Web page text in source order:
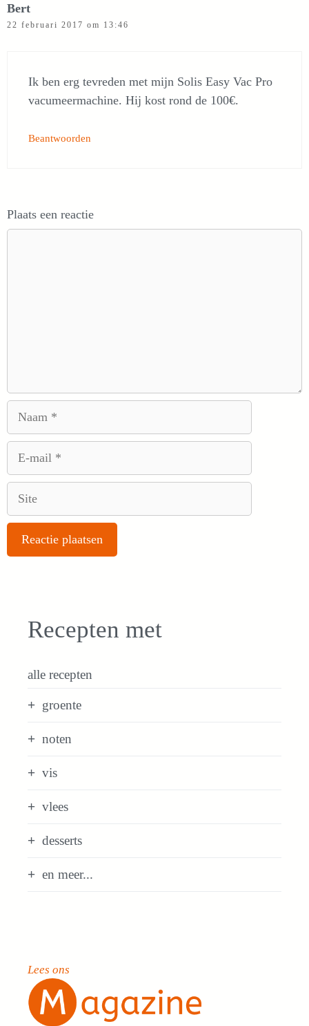
Bert
22 februari 2017 om 13:46
Ik ben erg tevreden met mijn Solis Easy Vac Pro
vacumeermachine. Hij kost rond de 100€.
Beantwoorden
Plaats een reactie
Recepten met
alle recepten
groente
noten
vis
vlees
desserts
en meer...
Lees ons